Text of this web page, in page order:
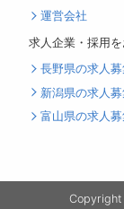
運営会社
求人企業・採用
長野県の求人
新潟県の求人
富山県の求人
Copyright